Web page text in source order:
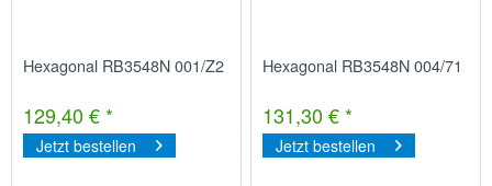
Hexagonal RB3548N 001/Z2
129,40 € *
Jetzt bestellen
Hexagonal RB3548N 004/71
131,30 € *
Jetzt bestellen